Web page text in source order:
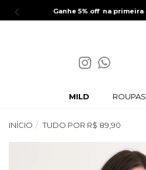
MILD ROUPAS
INÍCIO TUDO POR R$ 89,90